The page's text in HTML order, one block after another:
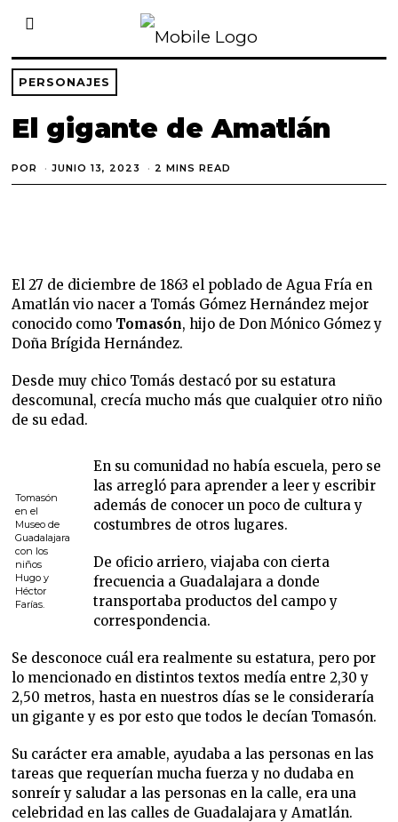
PERSONAJES
El gigante de Amatlán
POR JUNIO 13, 2023
2
5
2 MINS READ
El 27 de diciembre de 1863 el poblado de Agua Fría en
Amatlán vio nacer a Tomás Gómez Hernández mejor
conocido como Tomasón, hijo de Don Mónico Gómez y
Doña Brígida Hernández.
Desde muy chico Tomás destacó por su estatura
descomunal, crecía mucho más que cualquier otro niño
de su edad.
Tomasón
en el
Museo de
Guadalajara
con los
niños
Hugo y
Héctor
Farías.
En su comunidad no había escuela, pero se
las arregló para aprender a leer y escribir
además de conocer un poco de cultura y
costumbres de otros lugares.
De oficio arriero, viajaba con cierta
frecuencia a Guadalajara a donde
transportaba productos del campo y
correspondencia.
Se desconoce cuál era realmente su estatura, pero por
lo mencionado en distintos textos medía entre 2,30 y
2,50 metros, hasta en nuestros días se le consideraría
un gigante y es por esto que todos le decían Tomasón.
Su carácter era amable, ayudaba a las personas en las
tareas que requerían mucha fuerza y no dudaba en
sonreír y saludar a las personas en la calle, era una
celebridad en las calles de Guadalajara y Amatlán.